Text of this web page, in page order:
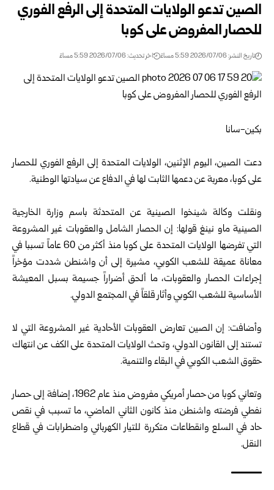
الصين تدعو الولايات المتحدة إلى الرفع الفوري
للحصار المفروض على كوبا
تاريخ النشر: 2026/07/06 5:59 مساءً اخر تحديث: 2026/07/06 5:59 مساءً
بكين-سانا
دعت الصين، اليوم الإثنين، الولايات المتحدة إلى الرفع الفوري للحصار
على كوبا، معربة عن دعمها الثابت لها في الدفاع عن سيادتها الوطنية.
ونقلت وكالة شينخوا الصينية عن المتحدثة باسم وزارة الخارجية
الصينية ماو نينغ قولها: إن الحصار الشامل والعقوبات غير المشروعة
التي تفرضها الولايات المتحدة على كوبا منذ أكثر من 60 عاماً تسببا في
معاناة عميقة للشعب الكوبي، مشيرة إلى أن واشنطن شددت مؤخراً
إجراءات الحصار والعقوبات، ما ألحق أضراراً جسيمة بسبل المعيشة
الأساسية للشعب الكوبي وأثار قلقاً في المجتمع الدولي.
وأضافت: إن الصين تعارض العقوبات الأحادية غير المشروعة التي لا
تستند إلى القانون الدولي، وتحث الولايات المتحدة على الكف عن انتهاك
حقوق الشعب الكوبي في البقاء والتنمية.
وتعاني كوبا من حصار أمريكي مفروض منذ عام 1962، إضافة إلى حصار
نفطي فرضته واشنطن منذ كانون الثاني الماضي، ما تسبب في نقص
حاد في السلع وانقطاعات متكررة للتيار الكهربائي واضطرابات في قطاع
النقل.